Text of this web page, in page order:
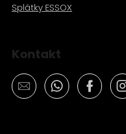
Splátky ESSOX
Kontakt